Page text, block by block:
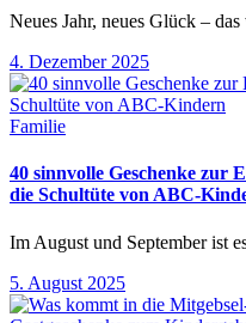
Neues Jahr, neues Glück –
4. Dezember 2025
Familie
40 sinnvolle Geschenke zur
die Schultüte von ABC-
Im August und September ist
5. August 2025